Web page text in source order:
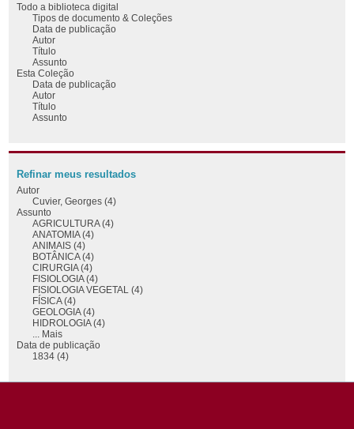
Todo a biblioteca digital
Tipos de documento & Coleções
Data de publicação
Autor
Título
Assunto
Esta Coleção
Data de publicação
Autor
Título
Assunto
Refinar meus resultados
Autor
Cuvier, Georges (4)
Assunto
AGRICULTURA (4)
ANATOMIA (4)
ANIMAIS (4)
BOTÂNICA (4)
CIRURGIA (4)
FISIOLOGIA (4)
FISIOLOGIA VEGETAL (4)
FÍSICA (4)
GEOLOGIA (4)
HIDROLOGIA (4)
... Mais
Data de publicação
1834 (4)